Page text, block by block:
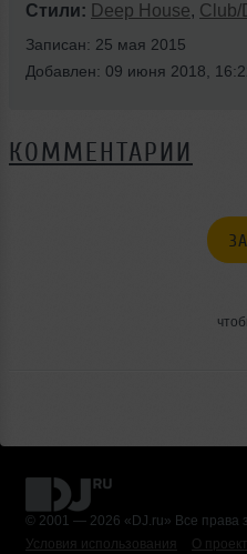
Стили: Deep House, Club/
Записан: 25 мая 2015
Добавлен: 09 июня 2018,
КОММЕНТАРИИ
© 2001 — 2026 «DJ.ru» Все
Условия использования
О